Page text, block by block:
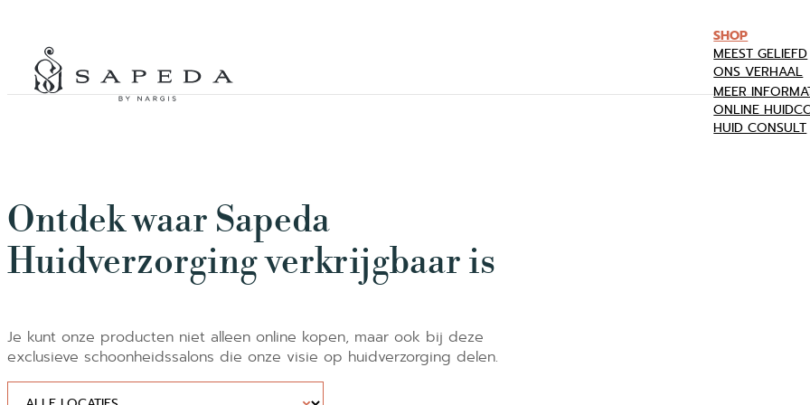
SHOP
MEEST GELIEFD
ONS VERHAAL
MEER
ONLINE
HUID CONSULT
Ontdek waar Sapeda
Huidverzorging verkrijgbaar is
Je kunt onze producten niet alleen online kopen, maar ook bij deze
exclusieve schoonheidssalons die onze visie op huidverzorging delen.
Dropdown plaatsen